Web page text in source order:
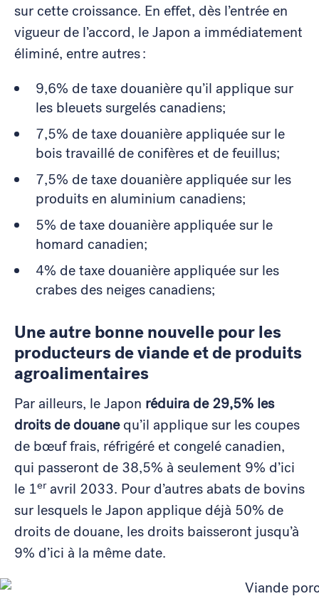
sur cette croissance. En effet, dès l’entrée en
vigueur de l’accord, le Japon a immédiatement
éliminé, entre autres :
9,6% de taxe douanière qu’il applique sur
les bleuets surgelés canadiens;
7,5% de taxe douanière appliquée sur le
bois travaillé de conifères et de feuillus;
7,5% de taxe douanière appliquée sur les
produits en aluminium canadiens;
5% de taxe douanière appliquée sur le
homard canadien;
4% de taxe douanière appliquée sur les
crabes des neiges canadiens;
Une autre bonne nouvelle pour les
producteurs de viande et de produits
agroalimentaires
Par ailleurs, le Japon réduira de 29,5% les
droits de douanequ’il applique sur les coupes
de bœuf frais, réfrigéré et congelé canadien,
qui passeront de 38,5% à seulement 9% d’ici
le 1eravril 2033. Pour d’autres abats de bovins
sur lesquels le Japon applique déjà 50% de
droits de douane, les droits baisseront jusqu’à
9% d’ici à la même date.